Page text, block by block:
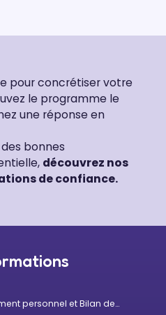
pour concrétiser votre
le programme le
une réponse en
bonnes
découvrez nos
de confiance.
personnel et Bilan de